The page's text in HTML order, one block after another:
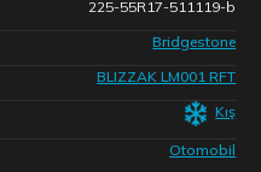
225-55R17-511119-b
Bridgestone
BLIZZAK LM001 RFT
Kış
Otomobil